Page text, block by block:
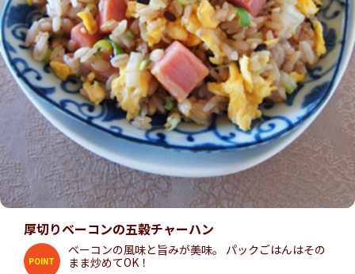
厚切りベーコンの五穀チャーハン
POINT
ベーコンの風味と旨みが美味。 パックごはんはその
まま炒めてOK！